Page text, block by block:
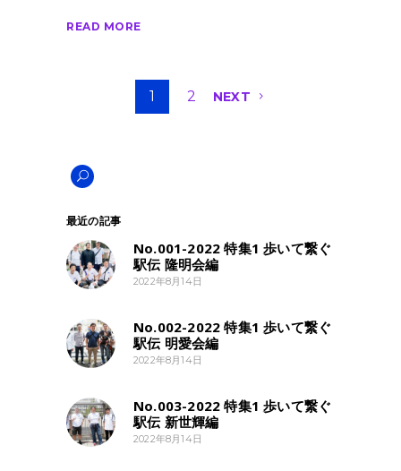
READ MORE
1 2 NEXT
最近の記事
No.001-2022 特集1 歩いて繋ぐ
駅伝 隆明会編
2022年8月14日
No.002-2022 特集1 歩いて繋ぐ
駅伝 明愛会編
2022年8月14日
No.003-2022 特集1 歩いて繋ぐ
駅伝 新世輝編
2022年8月14日